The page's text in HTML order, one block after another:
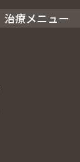
治療メニュー